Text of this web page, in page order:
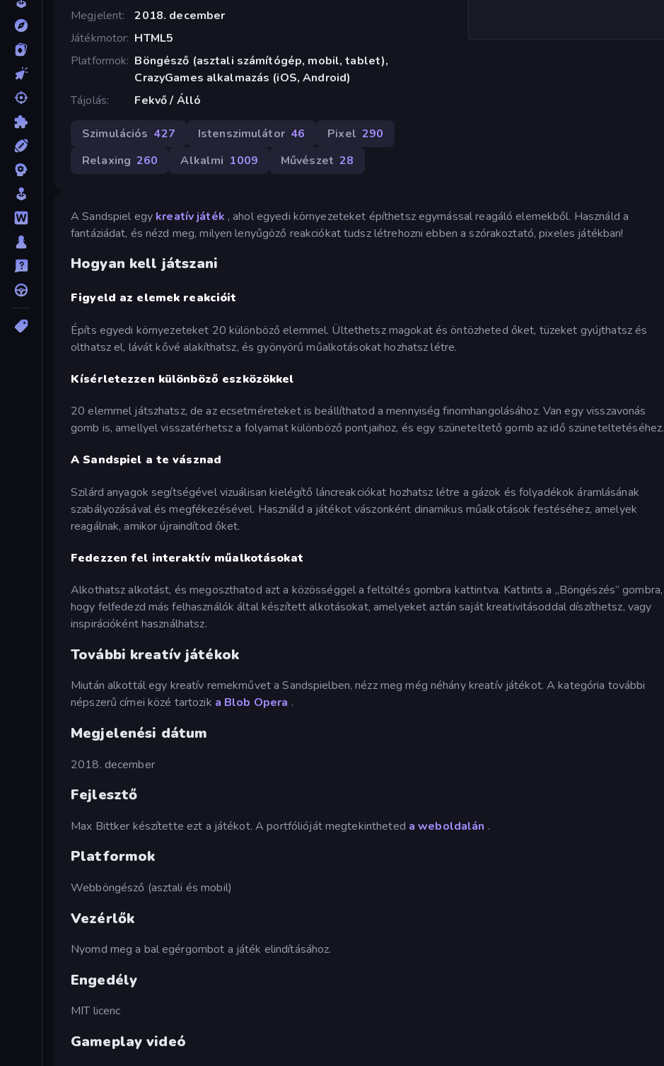
Megjelent
2018. december
Játékmotor HTML5
Platformok Böngésző (asztali számítógép, mobil, tablet),
CrazyGames alkalmazás (iOS, Android)
Tájolás
Fekvő / Álló
Szimulációs 427 Istenszimulátor 46 Pixel 290
Relaxing 260 Alkalmi 1009 Művészet 28
A Sandspiel egy kreatív játék , ahol egyedi környezeteket építhetsz egymással reagáló elemekből. Használd a
fantáziádat, és nézd meg, milyen lenyűgöző reakciókat tudsz létrehozni ebben a szórakoztató, pixeles játékban!
Hogyan kell játszani
Figyeld az elemek reakcióit
Építs egyedi környezeteket 20 különböző elemmel. Ültethetsz magokat és öntözheted őket, tüzeket gyújthatsz és
olthatsz el, lávát kővé alakíthatsz, és gyönyörű műalkotásokat hozhatsz létre.
Kísérletezzen különböző eszközökkel
20 elemmel játszhatsz, de az ecsetméreteket is beállíthatod a mennyiség finomhangolásához. Van egy visszavonás
gomb is, amellyel visszatérhetsz a folyamat különböző pontjaihoz, és egy szüneteltető gomb az idő szüneteltetéséhez.
A Sandspiel a te vásznad
Szilárd anyagok segítségével vizuálisan kielégítő láncreakciókat hozhatsz létre a gázok és folyadékok áramlásának
szabályozásával és megfékezésével. Használd a játékot vászonként dinamikus műalkotások festéséhez, amelyek
reagálnak, amikor újraindítod őket.
Fedezzen fel interaktív műalkotásokat
Alkothatsz alkotást, és megoszthatod azt a közösséggel a feltöltés gombra kattintva. Kattints a „Böngészés” gombra,
hogy felfedezd más felhasználók által készített alkotásokat, amelyeket aztán saját kreativitásoddal díszíthetsz, vagy
inspirációként használhatsz.
További kreatív játékok
Miután alkottál egy kreatív remekművet a Sandspielben, nézz meg még néhány kreatív játékot. A kategória további
népszerű címei közé tartozik a Blob Opera .
Megjelenési dátum
2018. december
Fejlesztő
Max Bittker készítette ezt a játékot. A portfólióját megtekintheted a weboldalán .
Platformok
Webböngésző (asztali és mobil)
Vezérlők
Nyomd meg a bal egérgombot a játék elindításához.
Engedély
MIT licenc
Gameplay videó